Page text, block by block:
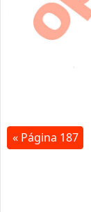
« Página 187